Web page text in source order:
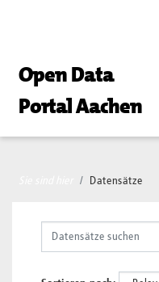
Open Data
Portal Aachen
Datensätze